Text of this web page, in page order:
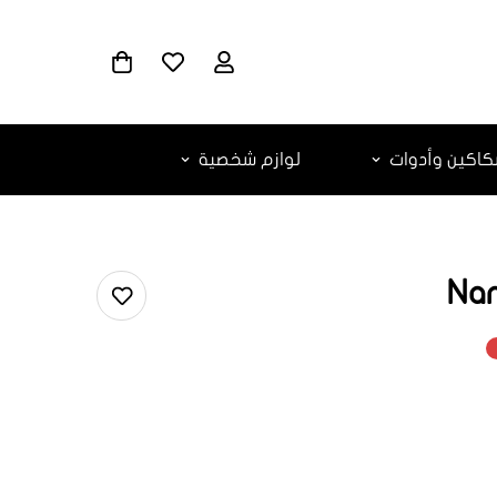
وأدوات لوازم شخصية